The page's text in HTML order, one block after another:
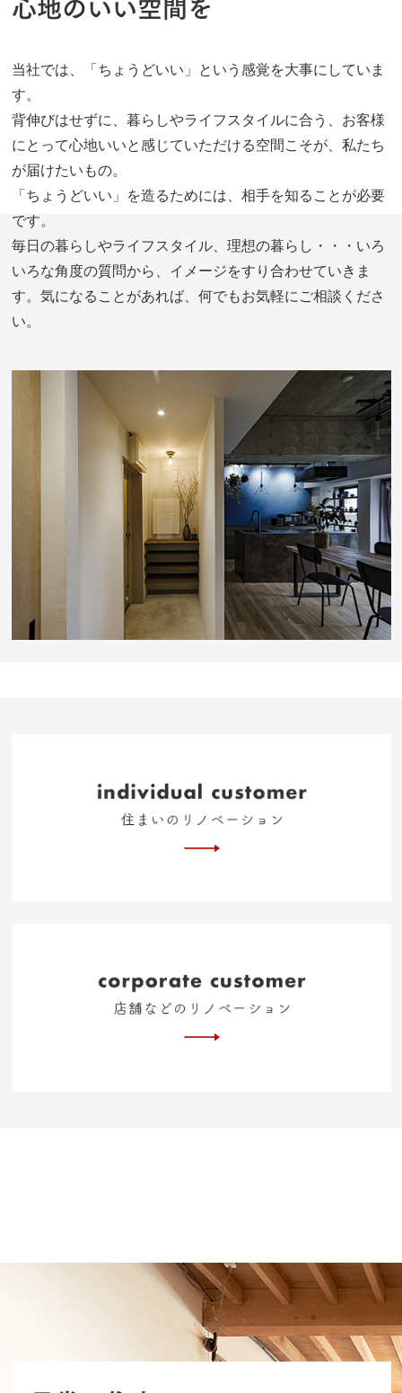
心地のいい空間を
当社では、「ちょうどいい」という感覚を大事にしていま
す。
背伸びはせずに、暮らしやライフスタイルに合う、お客様
にとって心地いいと感じていただける空間こそが、私たち
が届けたいもの。
「ちょうどいい」を造るためには、相手を知ることが必要
です。
毎日の暮らしやライフスタイル、理想の暮らし・・・いろ
いろな角度の質問から、イメージをすり合わせていきま
す。気になることがあれば、何でもお気軽にご相談くださ
い。